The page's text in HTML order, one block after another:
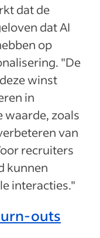
dat de
dat AI
op
"De
winst
in
waarde, zoals
van
recruiters
kunnen
interacties."
outs